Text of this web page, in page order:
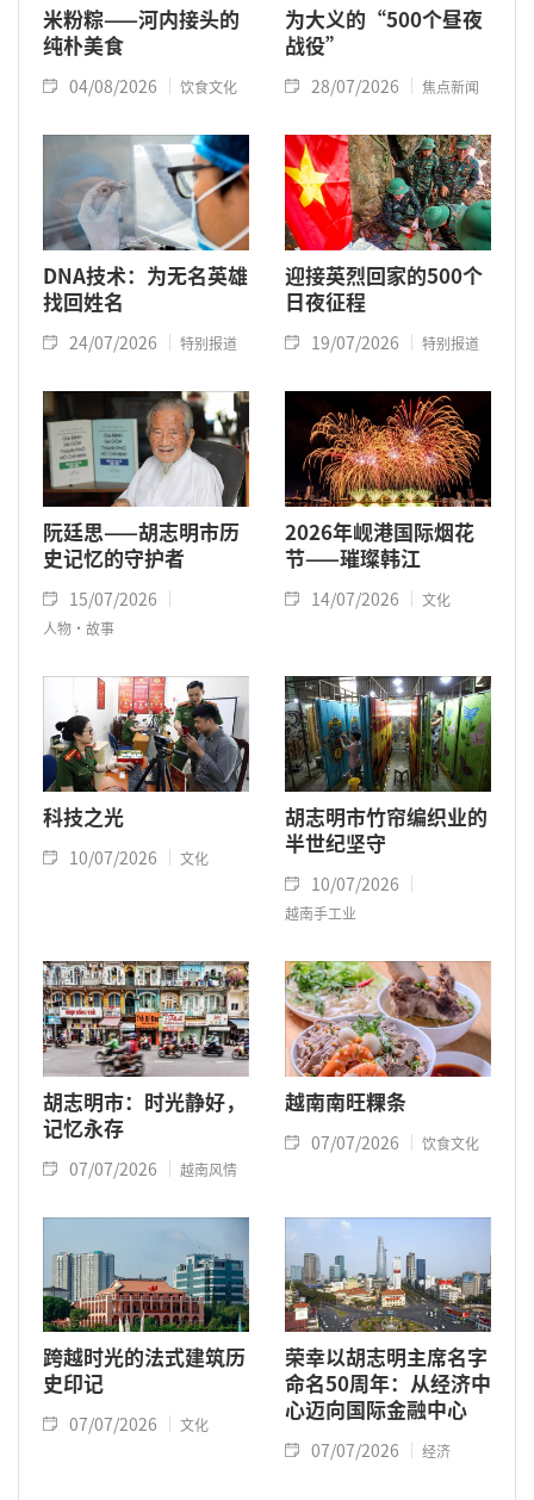
米粉粽——河内接头的
纯朴美食
04/08/2026 饮食文化
为大义的“500个昼夜
战役”
28/07/2026 焦点新闻
DNA技术：为无名英雄
找回姓名
24/07/2026 特别报道
迎接英烈回家的500个
日夜征程
19/07/2026 特别报道
阮廷思——胡志明市历
史记忆的守护者
15/07/2026
人物·故事
2026年岘港国际烟花
节——璀璨韩江
14/07/2026 文化
科技之光
10/07/2026 文化
胡志明市竹帘编织业的
半世纪坚守
10/07/2026
越南手工业
胡志明市：时光静好，
记忆永存
07/07/2026 越南风情
越南南旺粿条
07/07/2026 饮食文化
跨越时光的法式建筑历
史印记
07/07/2026 文化
荣幸以胡志明主席名字
命名50周年：从经济中
心迈向国际金融中心
07/07/2026 经济